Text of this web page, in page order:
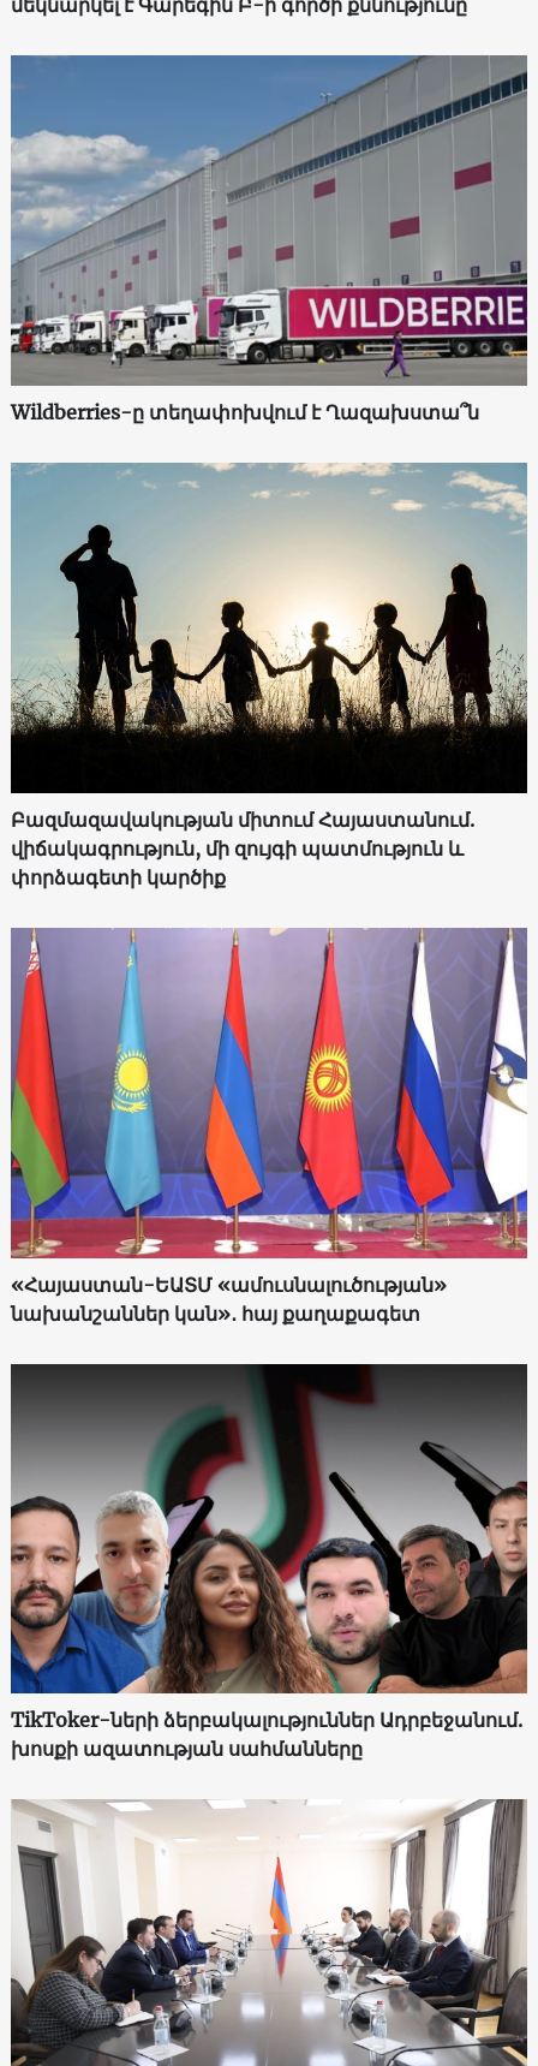
մեկնարկել է Գարեգին Բ-ի գործի քննությունը
Wildberries-ը տեղափոխվում է Ղազախստա՞ն
Բազմազավակության միտում Հայաստանում.
վիճակագրություն, մի զույգի պատմություն և
փորձագետի կարծիք
«Հայաստան-ԵԱՏՄ «ամուսնալուծության»
նախանշաններ կան»․ հայ քաղաքագետ
TikToker-ների ձերբակալություններ Ադրբեջանում.
խոսքի ազատության սահմանները